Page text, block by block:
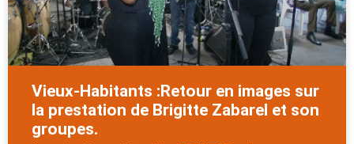
Vieux-Habitants :Retour en images sur
la prestation de Brigitte Zabarel et son
groupes.